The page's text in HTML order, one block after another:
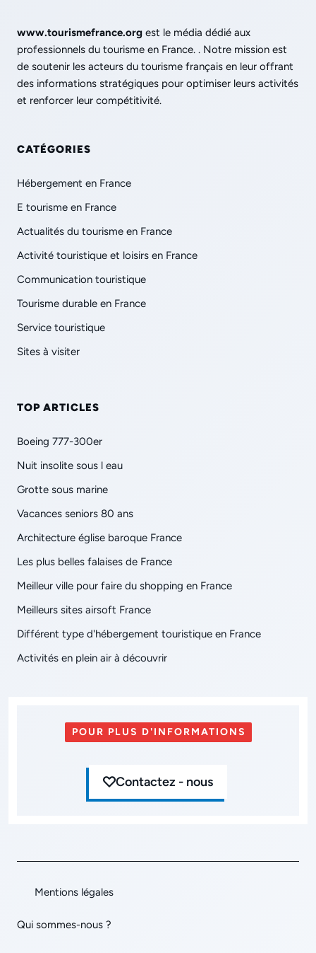
www.tourismefrance.org est le média dédié aux
professionnels du tourisme en France. . Notre mission est
de soutenir les acteurs du tourisme français en leur offrant
des informations stratégiques pour optimiser leurs activités
et renforcer leur compétitivité.
CATÉGORIES
Hébergement en France
E tourisme en France
Actualités du tourisme en France
Activité touristique et loisirs en France
Communication touristique
Tourisme durable en France
Service touristique
Sites à visiter
TOP ARTICLES
Boeing 777-300er
Nuit insolite sous l eau
Grotte sous marine
Vacances seniors 80 ans
Architecture église baroque France
Les plus belles falaises de France
Meilleur ville pour faire du shopping en France
Meilleurs sites airsoft France
Différent type d'hébergement touristique en France
Activités en plein air à découvrir
POUR PLUS D'INFORMATIONS
Contactez - nous
Mentions légales
Qui sommes-nous ?